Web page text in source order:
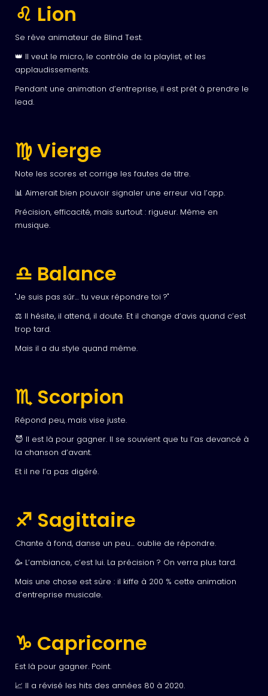
♌ Lion
Se rêve animateur de Blind Test.
👑 Il veut le micro, le contrôle de la playlist, et les
applaudissements.
Pendant une animation d’entreprise, il est prêt à prendre le
lead.
♍ Vierge
Note les scores et corrige les fautes de titre.
📊 Aimerait bien pouvoir signaler une erreur via l’app.
Précision, efficacité, mais surtout : rigueur. Même en
musique.
♎ Balance
"Je suis pas sûr… tu veux répondre toi ?"
⚖️ Il hésite, il attend, il doute. Et il change d’avis quand c’est
trop tard.
Mais il a du style quand même.
♏ Scorpion
Répond peu, mais vise juste.
😈 Il est là pour gagner. Il se souvient que tu l’as devancé à
la chanson d’avant.
Et il ne l’a pas digéré.
♐ Sagittaire
Chante à fond, danse un peu… oublie de répondre.
🥳 L’ambiance, c’est lui. La précision ? On verra plus tard.
Mais une chose est sûre : il kiffe à 200 % cette animation
d’entreprise musicale.
♑ Capricorne
Est là pour gagner. Point.
📈 Il a révisé les hits des années 80 à 2020.